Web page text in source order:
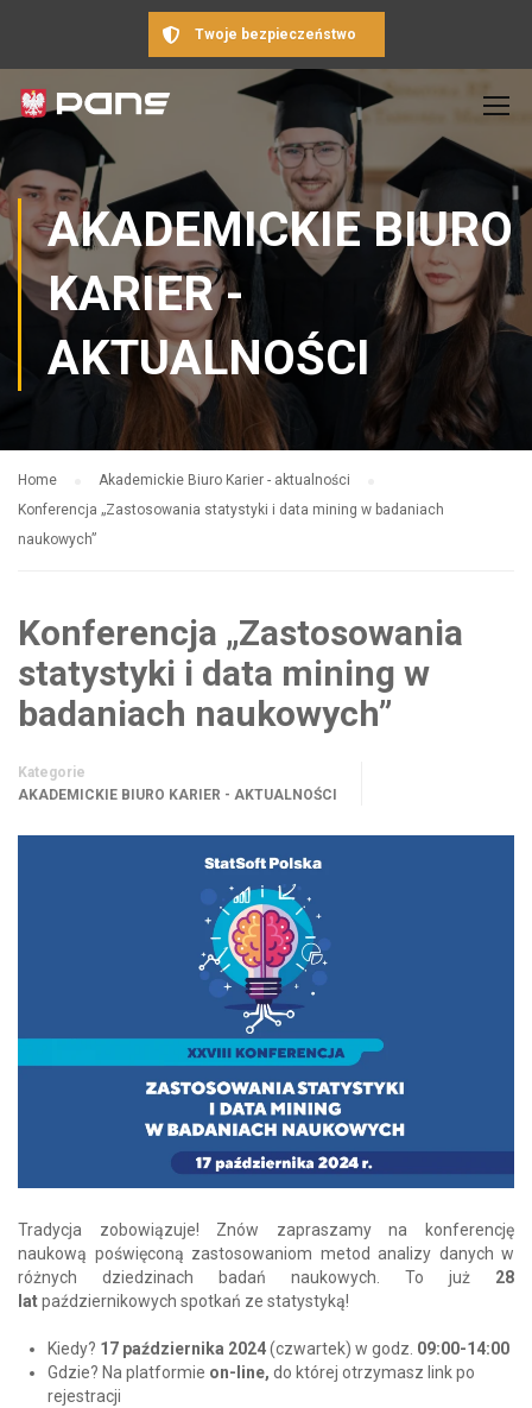
Twoje bezpieczeństwo
AKADEMICKIE BIURO
KARIER -
AKTUALNOŚCI
Home
Akademickie Biuro Karier - aktualności
Konferencja „Zastosowania statystyki i data mining w badaniach
naukowych”
Konferencja „Zastosowania
statystyki i data mining w
badaniach naukowych”
Kategorie
AKADEMICKIE BIURO KARIER - AKTUALNOŚCI
Tradycja zobowiązuje! Znów zapraszamy na konferencję
naukową poświęconą zastosowaniom metod analizy danych w
różnych dziedzinach badań naukowych. To już 28
latpaździernikowych spotkań ze statystyką!
Kiedy? 17 października 2024(czwartek) w godz. 09:00-14:00
Gdzie? Na platformie on-line, do której otrzymasz link po
rejestracji